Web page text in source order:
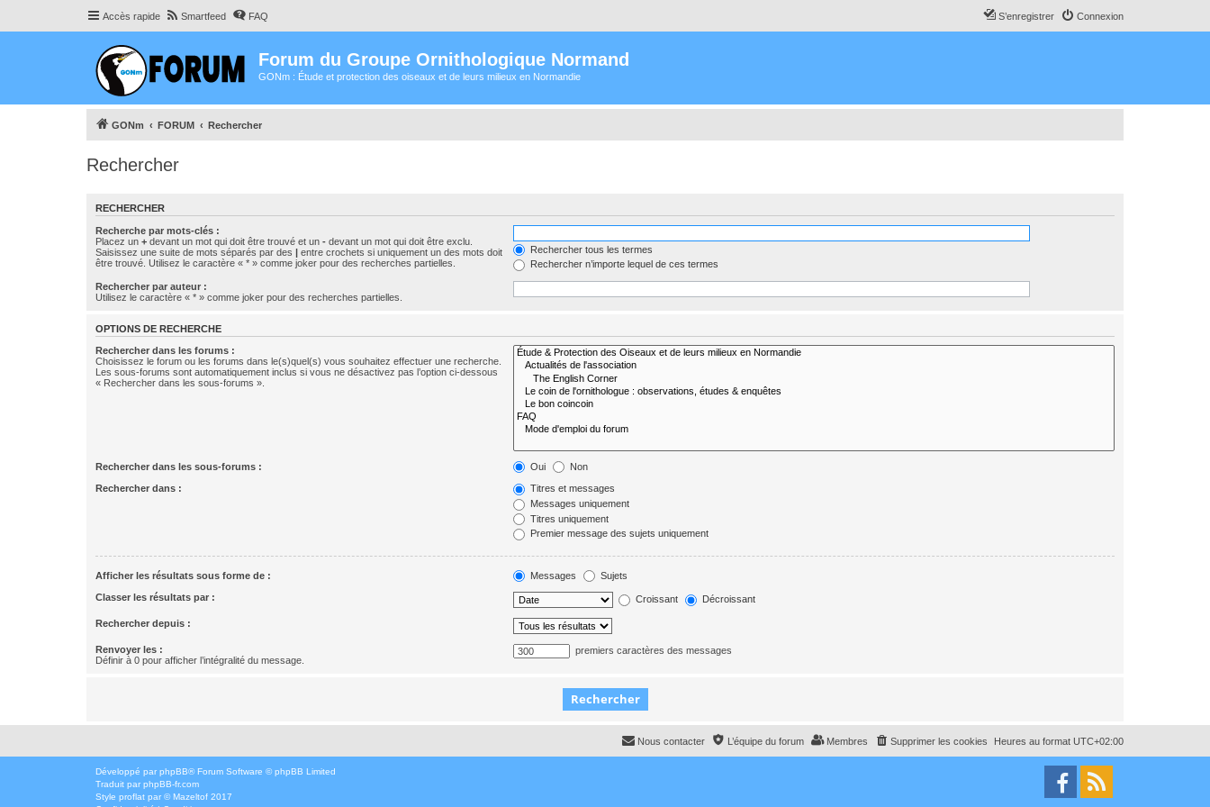
Accès rapide Smartfeed FAQ Connexion
S’enregistrer
Forum du Groupe Ornithologique Normand
GONm : Étude et protection des oiseaux et de leurs milieux en Normandie
GONm FORUM Rechercher
Rechercher
RECHERCHER
Recherche par mots-clés :
Placez un + devant un mot qui doit être trouvé et un - devant un mot qui doit être exclu.
Saisissez une suite de mots séparés par des | entre crochets si uniquement un des mots doit
être trouvé. Utilisez le caractère « * » comme joker pour des recherches partielles.
Rechercher tous les termes
Rechercher n’importe lequel de ces termes
Rechercher par auteur :
Utilisez le caractère « * » comme joker pour des recherches partielles.
OPTIONS DE RECHERCHE
Rechercher dans les forums :
Choisissez le forum ou les forums dans le(s)quel(s) vous souhaitez effectuer une recherche.
Les sous-forums sont automatiquement inclus si vous ne désactivez pas l’option ci-dessous
« Rechercher dans les sous-forums ».
Rechercher dans les sous-forums : Oui Non
Rechercher dans :
Titres et messages
Messages uniquement
Titres uniquement
Premier message des sujets uniquement
Afficher les résultats sous forme de : Messages Sujets
Classer les résultats par : Croissant Décroissant
Rechercher depuis :
Renvoyer les :
Définir à 0 pour afficher l’intégralité du message.
premiers caractères des messages
Heures au format UTC+02:00
Supprimer les cookies
Membres
L’équipe du forum
Nous contacter
Développé par phpBB® Forum Software © phpBB Limited
Traduit par phpBB-fr.com
Style proflat par © Mazeltof 2017